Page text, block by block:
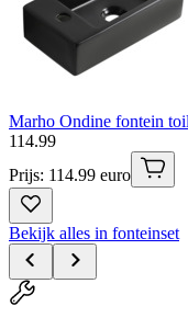
Marho Ondine fontein
114.99
Prijs: 114.99 euro
Bekijk alles in fonteinset